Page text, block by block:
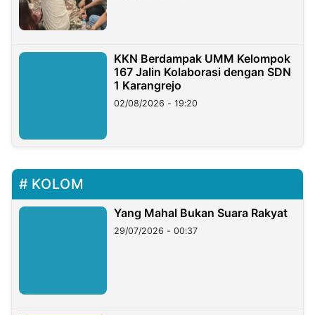
KKN Berdampak UMM Kelompok
167 Jalin Kolaborasi dengan SDN
1 Karangrejo
02/08/2026 - 19:20
KOLOM
Yang Mahal Bukan Suara Rakyat
29/07/2026 - 00:37